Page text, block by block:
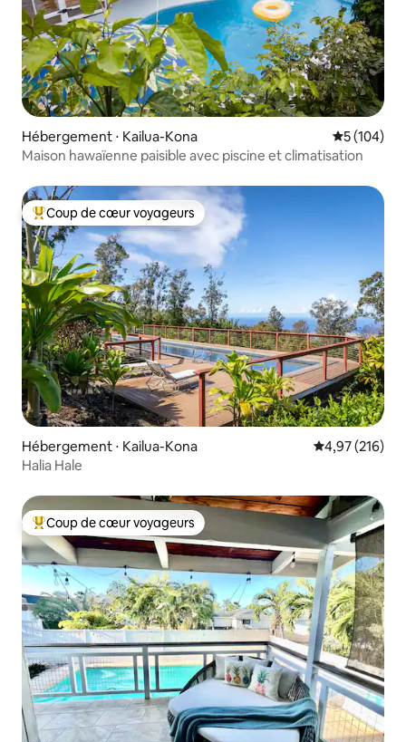
Hébergement ⋅ Kailua-Kona Évaluation
5 (104)
Maison hawaïenne paisible avec piscine et climatisation
Coups de cœur voyageurs les plus appréciés
Coup de cœur voyageurs
Hébergement ⋅ Kailua-Kona Évaluation
4,97 (216)
Halia Hale
Coups de cœur voyageurs les plus appréciés
Coup de cœur voyageurs